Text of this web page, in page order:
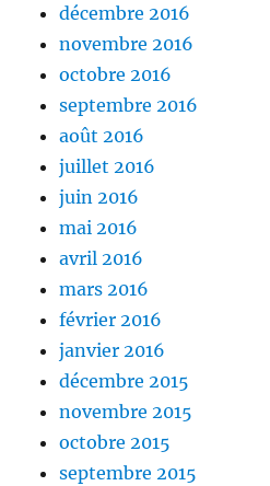
décembre 2016
novembre 2016
octobre 2016
septembre 2016
août 2016
juillet 2016
juin 2016
mai 2016
avril 2016
mars 2016
février 2016
janvier 2016
décembre 2015
novembre 2015
octobre 2015
septembre 2015